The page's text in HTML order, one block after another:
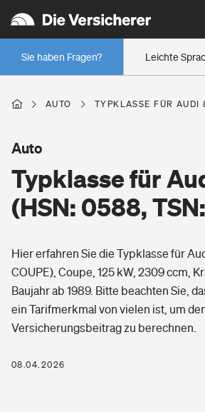
Leichte
Sie haben Fragen?
Wer versichert was: Jetzt Versicherer
Regionalklassen: So ist Ihre Region
Wer versichert was: Jetzt Versicherer
Berufsunfähigkeitsversicherung
Erwerbsunfähigkeitsversicherung
Grundfähigkeitsversicherung
Arbeitsrechtsschutz
Berufshaftpflichtversicherung
Zur Übersicht
Wohnen
Hausratversicherung
Freizeit
Pri­vate Haft­pflicht­
Gesundheit
Private Krankenversicherung
AUTO TYPKLASSE FÜR
Typklasse für
(HSN: 0588,
Auto
Hier erfahren Sie die Typklasse für
COUPE), Coupe, 125 kW, 2309 ccm,
Baujahr ab 1989. Bitte beachten Sie,
ein Tarifmerkmal von vielen ist, um
Versicherungsbeitrag zu berechnen.
08.04.2026